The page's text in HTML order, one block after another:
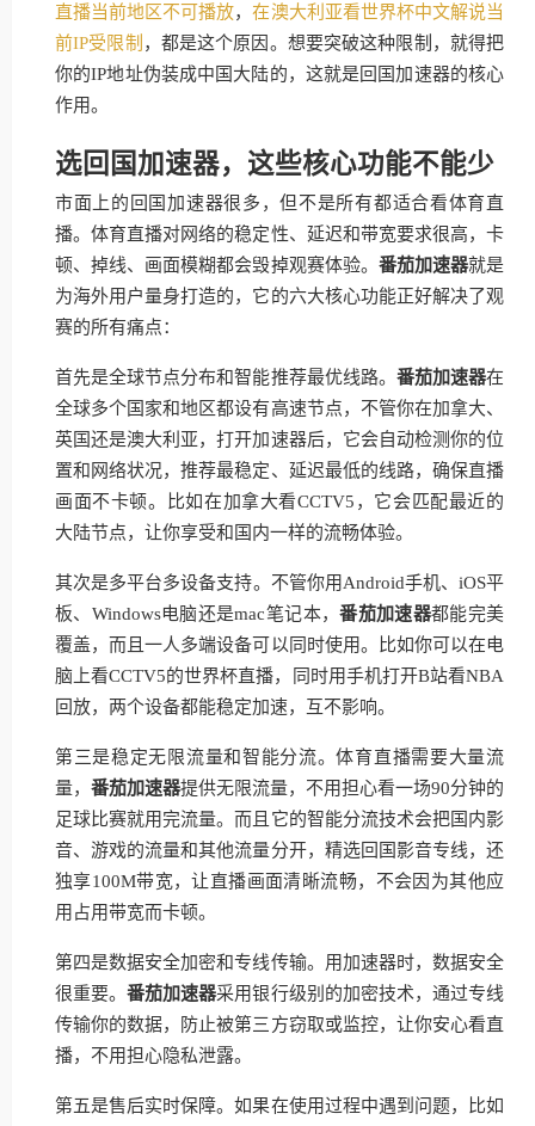
直播当前地区不可播放，在澳大利亚看世界杯中文解说当
前IP受限制 ，都是这个原因。想要突破这种限制，就得把
你的IP地址伪装成中国大陆的，这就是回国加速器的核心
作用。
选回国加速器，这些核心功能不能少
市面上的回国加速器很多，但不是所有都适合看体育直
播。体育直播对网络的稳定性、延迟和带宽要求很高，卡
顿、掉线、画面模糊都会毁掉观赛体验。 番茄加速器就是
为海外用户量身打造的，它的六大核心功能正好解决了观
赛的所有痛点：
首先是全球节点分布和智能推荐最优线路。 番茄加速器在
全球多个国家和地区都设有高速节点，不管你在加拿大、
英国还是澳大利亚，打开加速器后，它会自动检测你的位
置和网络状况，推荐最稳定、延迟最低的线路，确保直播
画面不卡顿。比如在加拿大看CCTV5，它会匹配最近的
大陆节点，让你享受和国内一样的流畅体验。
其次是多平台多设备支持。不管你用Android手机、iOS平
板、Windows电脑还是mac笔记本，番茄加速器都能完美
覆盖，而且一人多端设备可以同时使用。比如你可以在电
脑上看CCTV5的世界杯直播，同时用手机打开B站看NBA
回放，两个设备都能稳定加速，互不影响。
第三是稳定无限流量和智能分流。体育直播需要大量流
量， 番茄加速器提供无限流量，不用担心看一场90分钟的
足球比赛就用完流量。而且它的智能分流技术会把国内影
音、游戏的流量和其他流量分开，精选回国影音专线，还
独享100M带宽，让直播画面清晰流畅，不会因为其他应
用占用带宽而卡顿。
第四是数据安全加密和专线传输。用加速器时，数据安全
很重要。番茄加速器采用银行级别的加密技术，通过专线
传输你的数据，防止被第三方窃取或监控，让你安心看直
播，不用担心隐私泄露。
第五是售后实时保障。如果在使用过程中遇到问题，比如